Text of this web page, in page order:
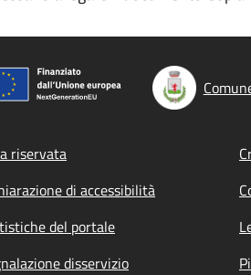
menu
riservata
di accessibilità
del portale
disservizio